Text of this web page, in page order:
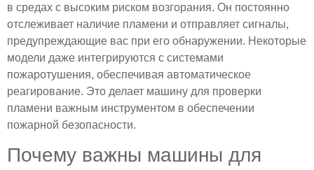
в средах с высоким риском возгорания. Он постоянно
отслеживает наличие пламени и отправляет сигналы,
предупреждающие вас при его обнаружении. Некоторые
модели даже интегрируются с системами
пожаротушения, обеспечивая автоматическое
реагирование. Это делает машину для проверки
пламени важным инструментом в обеспечении
пожарной безопасности.
Почему важны машины для